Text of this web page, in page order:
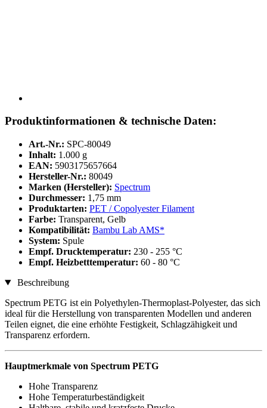
Produktinformationen & technische Daten:
Art.-Nr.: SPC-80049
Inhalt: 1.000 g
EAN: 5903175657664
Hersteller-Nr.: 80049
Marken (Hersteller): Spectrum
Durchmesser: 1,75 mm
Produktarten: PET / Copolyester Filament
Farbe: Transparent, Gelb
Kompatibilität: Bambu Lab AMS*
System: Spule
Empf. Drucktemperatur: 230 - 255 °C
Empf. Heizbetttemperatur: 60 - 80 °C
Beschreibung
Spectrum PETG ist ein Polyethylen-Thermoplast-Polyester, das sich
ideal für die Herstellung von transparenten Modellen und anderen
Teilen eignet, die eine erhöhte Festigkeit, Schlagzähigkeit und
Transparenz erfordern.
Hauptmerkmale von Spectrum PETG
Hohe Transparenz
Hohe Temperaturbeständigkeit